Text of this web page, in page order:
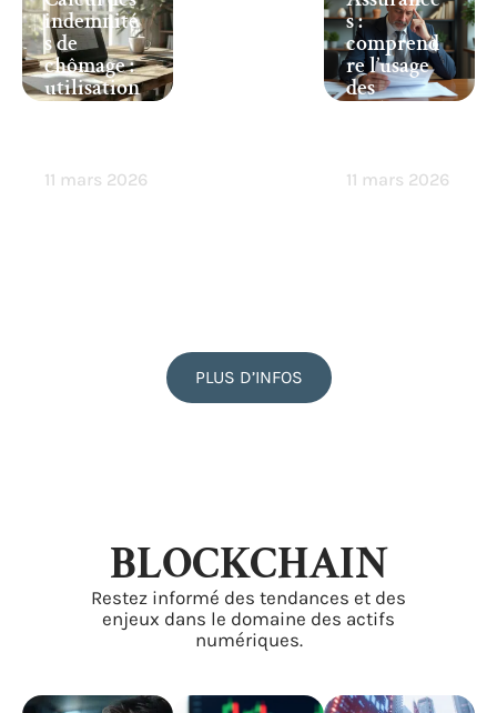
indemnité
s de
chômage :
utilisation
d’un
11 mars 2026
s :
comprend
re l’usage
des
exclusion
11 mars 2026
PLUS D’INFOS
BLOCKCHAIN
Restez informé des tendances et des
enjeux dans le domaine des actifs
numériques.